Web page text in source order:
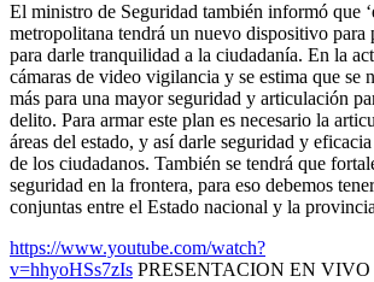
El ministro de Seguridad también informó que
metropolitana tendrá un nuevo dispositivo
para darle tranquilidad a la ciudadanía. En la
cámaras de video vigilancia y se estima que se
más para una mayor seguridad y articulación
delito. Para armar este plan es necesario la
áreas del estado, y así darle seguridad y
de los ciudadanos. También se tendrá que
seguridad en la frontera, para eso debemos
conjuntas entre el Estado nacional y la
https://www.youtube.com/watch?
v=hhyoHSs7zIs PRESENTACION EN VIVO